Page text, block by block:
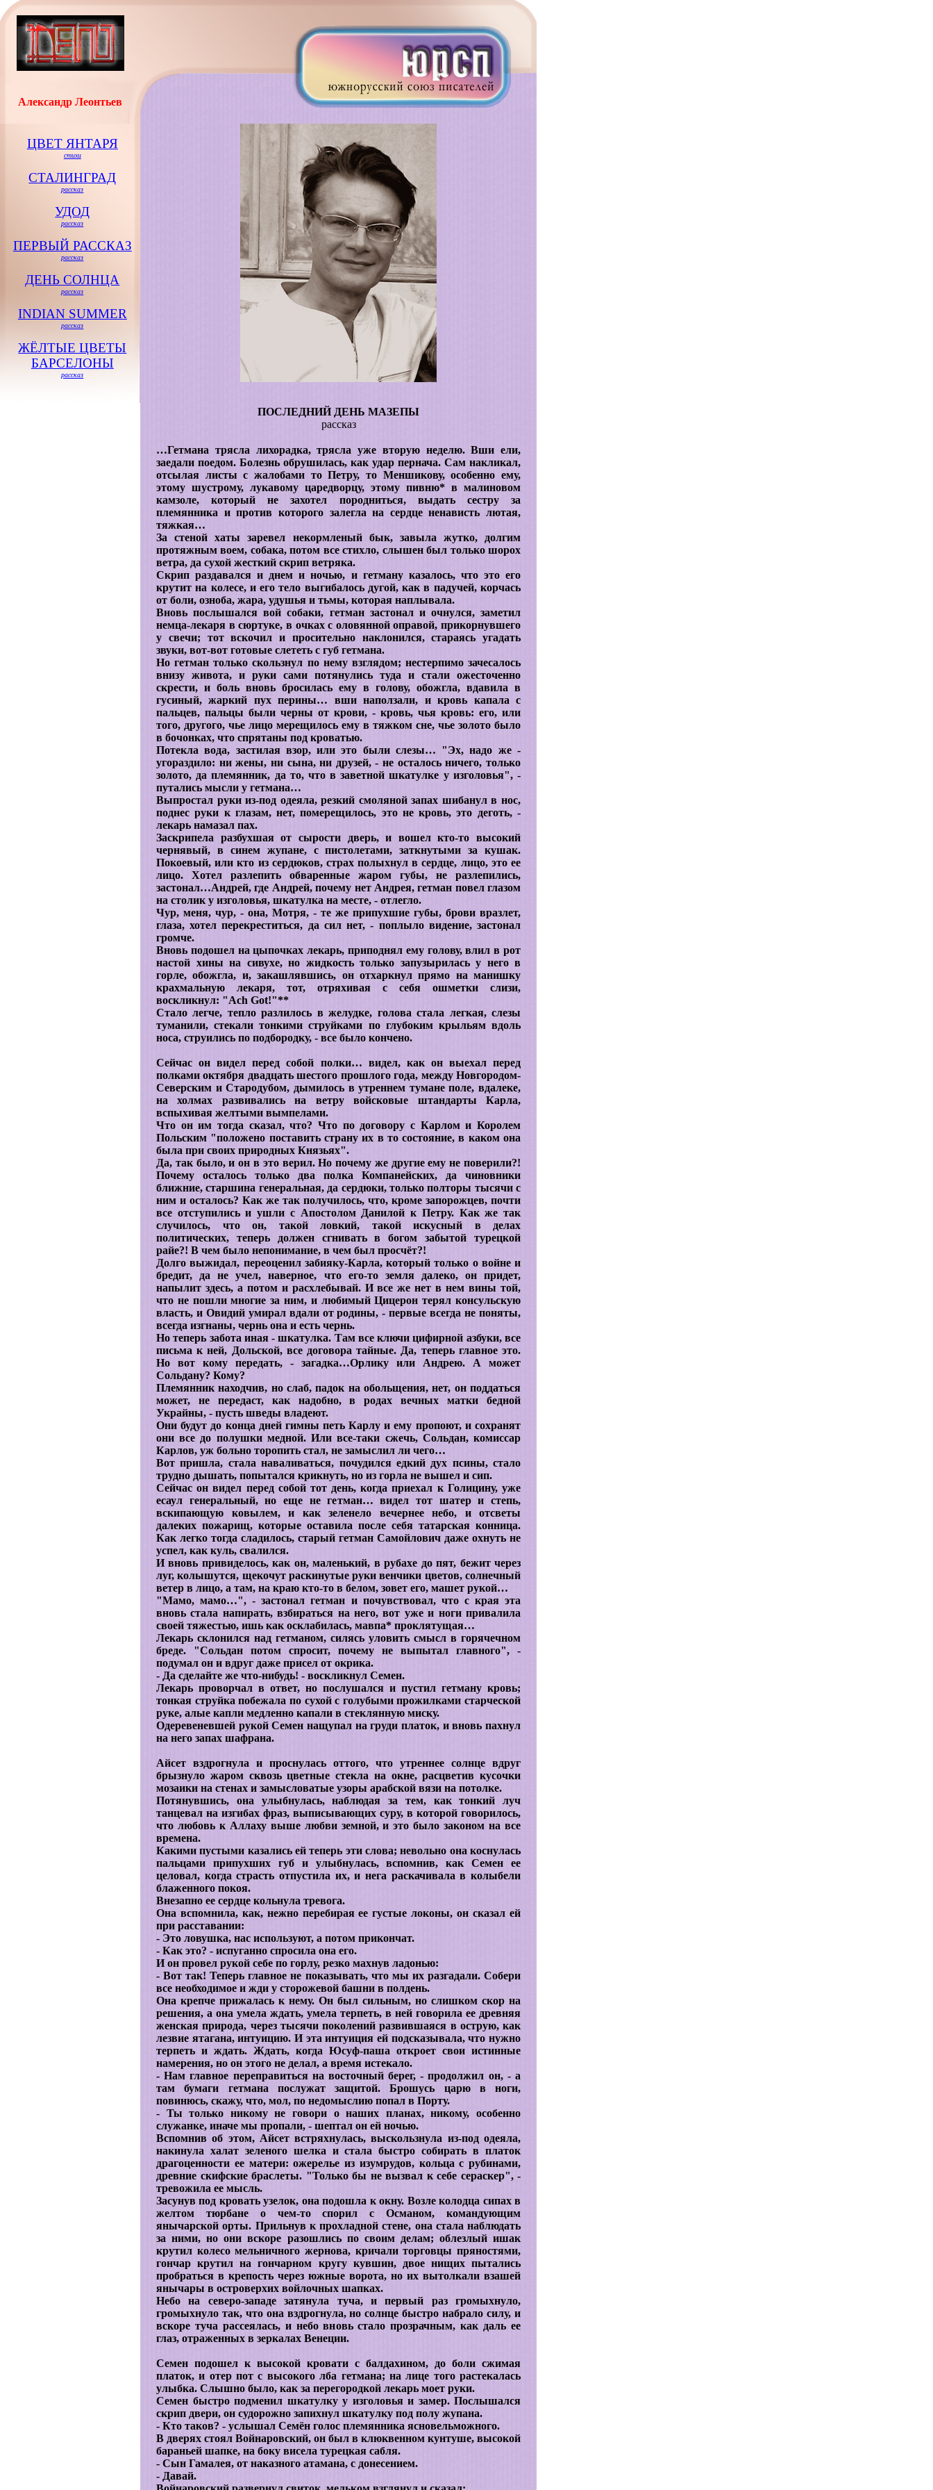
Александр Леонтьев
ЦВЕТ ЯНТАРЯ
стихи
СТАЛИНГРАД
рассказ
УДОД
рассказ
ПЕРВЫЙ РАССКАЗ
рассказ
ДЕНЬ СОЛНЦА
рассказ
INDIAN SUMMER
рассказ
ЖЁЛТЫЕ ЦВЕТЫ
БАРСЕЛОНЫ
рассказ
ПОСЛЕДНИЙ ДЕНЬ МАЗЕПЫ
рассказ
…Гетмана трясла лихорадка, трясла уже вторую неделю. Вши ели,
заедали поедом. Болезнь обрушилась, как удар пернача. Сам накликал,
отсылая листы с жалобами то Петру, то Меншикову, особенно ему,
этому шустрому, лукавому царедворцу, этому пивню* в малиновом
камзоле, который не захотел породниться, выдать сестру за
племянника и против которого залегла на сердце ненависть лютая,
тяжкая…
За стеной хаты заревел некормленый бык, завыла жутко, долгим
протяжным воем, собака, потом все стихло, слышен был только шорох
ветра, да сухой жесткий скрип ветряка.
Скрип раздавался и днем и ночью, и гетману казалось, что это его
крутит на колесе, и его тело выгибалось дугой, как в падучей, корчась
от боли, озноба, жара, удушья и тьмы, которая наплывала.
Вновь послышался вой собаки, гетман застонал и очнулся, заметил
немца-лекаря в сюртуке, в очках с оловянной оправой, прикорнувшего
у свечи; тот вскочил и просительно наклонился, стараясь угадать
звуки, вот-вот готовые слететь с губ гетмана.
Но гетман только скользнул по нему взглядом; нестерпимо зачесалось
внизу живота, и руки сами потянулись туда и стали ожесточенно
скрести, и боль вновь бросилась ему в голову, обожгла, вдавила в
гусиный, жаркий пух перины… вши наползали, и кровь капала с
пальцев, пальцы были черны от крови, - кровь, чья кровь: его, или
того, другого, чье лицо мерещилось ему в тяжком сне, чье золото было
в бочонках, что спрятаны под кроватью.
Потекла вода, застилая взор, или это были слезы… "Эх, надо же -
угораздило: ни жены, ни сына, ни друзей, - не осталось ничего, только
золото, да племянник, да то, что в заветной шкатулке у изголовья", -
путались мысли у гетмана…
Выпростал руки из-под одеяла, резкий смоляной запах шибанул в нос,
поднес руки к глазам, нет, померещилось, это не кровь, это деготь, -
лекарь намазал пах.
Заскрипела разбухшая от сырости дверь, и вошел кто-то высокий
чернявый, в синем жупане, с пистолетами, заткнутыми за кушак.
Покоевый, или кто из сердюков, страх полыхнул в сердце, лицо, это ее
лицо. Хотел разлепить обваренные жаром губы, не разлепились,
застонал…Андрей, где Андрей, почему нет Андрея, гетман повел глазом
на столик у изголовья, шкатулка на месте, - отлегло.
Чур, меня, чур, - она, Мотря, - те же припухшие губы, брови вразлет,
глаза, хотел перекреститься, да сил нет, - поплыло видение, застонал
громче.
Вновь подошел на цыпочках лекарь, приподнял ему голову, влил в рот
настой хины на сивухе, но жидкость только запузырилась у него в
горле, обожгла, и, закашлявшись, он отхаркнул прямо на манишку
крахмальную лекаря, тот, отряхивая с себя ошметки слизи,
воскликнул: "Ach Got!"**
Стало легче, тепло разлилось в желудке, голова стала легкая, слезы
туманили, стекали тонкими струйками по глубоким крыльям вдоль
носа, струились по подбородку, - все было кончено.
Сейчас он видел перед собой полки… видел, как он выехал перед
полками октября двадцать шестого прошлого года, между Новгородом-
Северским и Стародубом, дымилось в утреннем тумане поле, вдалеке,
на холмах развивались на ветру войсковые штандарты Карла,
вспыхивая желтыми вымпелами.
Что он им тогда сказал, что? Что по договору с Карлом и Королем
Польским "положено поставить страну их в то состояние, в каком она
была при своих природных Князьях".
Да, так было, и он в это верил. Но почему же другие ему не поверили?!
Почему осталось только два полка Компанейских, да чиновники
ближние, старшина генеральная, да сердюки, только полторы тысячи с
ним и осталось? Как же так получилось, что, кроме запорожцев, почти
все отступились и ушли с Апостолом Данилой к Петру. Как же так
случилось, что он, такой ловкий, такой искусный в делах
политических, теперь должен сгнивать в богом забытой турецкой
райе?! В чем было непонимание, в чем был просчёт?!
Долго выжидал, переоценил забияку-Карла, который только о войне и
бредит, да не учел, наверное, что его-то земля далеко, он придет,
напылит здесь, а потом и расхлебывай. И все же нет в нем вины той,
что не пошли многие за ним, и любимый Цицерон терял консульскую
власть, и Овидий умирал вдали от родины, - первые всегда не поняты,
всегда изгнаны, чернь она и есть чернь.
Но теперь забота иная - шкатулка. Там все ключи цифирной азбуки, все
письма к ней, Дольской, все договора тайные. Да, теперь главное это.
Но вот кому передать, - загадка…Орлику или Андрею. А может
Сольдану? Кому?
Племянник находчив, но слаб, падок на обольщения, нет, он поддаться
может, не передаст, как надобно, в родах вечных матки бедной
Украйны, - пусть шведы владеют.
Они будут до конца дней гимны петь Карлу и ему пропоют, и сохранят
они все до полушки медной. Или все-таки сжечь, Сольдан, комиссар
Карлов, уж больно торопить стал, не замыслил ли чего…
Вот пришла, стала наваливаться, почудился едкий дух псины, стало
трудно дышать, попытался крикнуть, но из горла не вышел и сип.
Сейчас он видел перед собой тот день, когда приехал к Голицину, уже
есаул генеральный, но еще не гетман… видел тот шатер и степь,
вскипающую ковылем, и как зеленело вечернее небо, и отсветы
далеких пожарищ, которые оставила после себя татарская конница.
Как легко тогда сладилось, старый гетман Самойлович даже охнуть не
успел, как куль, свалился.
И вновь привиделось, как он, маленький, в рубахе до пят, бежит через
луг, колышутся, щекочут раскинутые руки венчики цветов, солнечный
ветер в лицо, а там, на краю кто-то в белом, зовет его, машет рукой…
"Мамо, мамо…", - застонал гетман и почувствовал, что с края эта
вновь стала напирать, взбираться на него, вот уже и ноги привалила
своей тяжестью, ишь как осклабилась, мавпа* проклятущая…
Лекарь склонился над гетманом, силясь уловить смысл в горячечном
бреде. "Сольдан потом спросит, почему не выпытал главного", -
подумал он и вдруг даже присел от окрика.
- Да сделайте же что-нибудь! - воскликнул Семен.
Лекарь проворчал в ответ, но послушался и пустил гетману кровь;
тонкая струйка побежала по сухой с голубыми прожилками старческой
руке, алые капли медленно капали в стеклянную миску.
Одеревеневшей рукой Семен нащупал на груди платок, и вновь пахнул
на него запах шафрана.
Айсет вздрогнула и проснулась оттого, что утреннее солнце вдруг
брызнуло жаром сквозь цветные стекла на окне, расцветив кусочки
мозаики на стенах и замысловатые узоры арабской вязи на потолке.
Потянувшись, она улыбнулась, наблюдая за тем, как тонкий луч
танцевал на изгибах фраз, выписывающих суру, в которой говорилось,
что любовь к Аллаху выше любви земной, и это было законом на все
времена.
Какими пустыми казались ей теперь эти слова; невольно она коснулась
пальцами припухших губ и улыбнулась, вспомнив, как Семен ее
целовал, когда страсть отпустила их, и нега раскачивала в колыбели
блаженного покоя.
Внезапно ее сердце кольнула тревога.
Она вспомнила, как, нежно перебирая ее густые локоны, он сказал ей
при расставании:
- Это ловушка, нас используют, а потом прикончат.
- Как это? - испуганно спросила она его.
И он провел рукой себе по горлу, резко махнув ладонью:
- Вот так! Теперь главное не показывать, что мы их разгадали. Собери
все необходимое и жди у сторожевой башни в полдень.
Она крепче прижалась к нему. Он был сильным, но слишком скор на
решения, а она умела ждать, умела терпеть, в ней говорила ее древняя
женская природа, через тысячи поколений развившаяся в острую, как
лезвие ятагана, интуицию. И эта интуиция ей подсказывала, что нужно
терпеть и ждать. Ждать, когда Юсуф-паша откроет свои истинные
намерения, но он этого не делал, а время истекало.
- Нам главное переправиться на восточный берег, - продолжил он, - а
там бумаги гетмана послужат защитой. Брошусь царю в ноги,
повинюсь, скажу, что, мол, по недомыслию попал в Порту.
- Ты только никому не говори о наших планах, никому, особенно
служанке, иначе мы пропали, - шептал он ей ночью.
Вспомнив об этом, Айсет встряхнулась, выскользнула из-под одеяла,
накинула халат зеленого шелка и стала быстро собирать в платок
драгоценности ее матери: ожерелье из изумрудов, кольца с рубинами,
древние скифские браслеты. "Только бы не вызвал к себе сераскер", -
тревожила ее мысль.
Засунув под кровать узелок, она подошла к окну. Возле колодца сипах в
желтом тюрбане о чем-то спорил с Османом, командующим
янычарской орты. Прильнув к прохладной стене, она стала наблюдать
за ними, но они вскоре разошлись по своим делам; облезлый ишак
крутил колесо мельничного жернова, кричали торговцы пряностями,
гончар крутил на гончарном кругу кувшин, двое нищих пытались
пробраться в крепость через южные ворота, но их вытолкали взашей
янычары в островерхих войлочных шапках.
Небо на северо-западе затянула туча, и первый раз громыхнуло,
громыхнуло так, что она вздрогнула, но солнце быстро набрало силу, и
вскоре туча рассеялась, и небо вновь стало прозрачным, как даль ее
глаз, отраженных в зеркалах Венеции.
Семен подошел к высокой кровати с балдахином, до боли сжимая
платок, и отер пот с высокого лба гетмана; на лице того растекалась
улыбка. Слышно было, как за перегородкой лекарь моет руки.
Семен быстро подменил шкатулку у изголовья и замер. Послышался
скрип двери, он судорожно запихнул шкатулку под полу жупана.
- Кто таков? - услышал Семён голос племянника ясновельможного.
В дверях стоял Войнаровский, он был в клюквенном кунтуше, высокой
бараньей шапке, на боку висела турецкая сабля.
- Сын Гамалея, от наказного атамана, с донесением.
- Давай.